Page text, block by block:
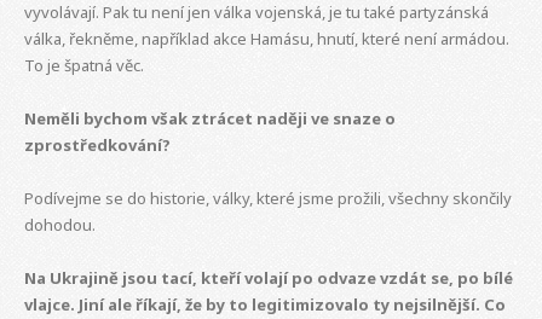
vyvolávají. Pak tu není jen válka vojenská, je tu také partyzánská
válka, řekněme, například akce Hamásu, hnutí, které není armádou.
To je špatná věc.
Neměli bychom však ztrácet naději ve snaze o
zprostředkování?
Podívejme se do historie, války, které jsme prožili, všechny skončily
dohodou.
Na Ukrajině jsou tací, kteří volají po odvaze vzdát se, po bílé
vlajce. Jiní ale říkají, že by to legitimizovalo ty nejsilnější. Co